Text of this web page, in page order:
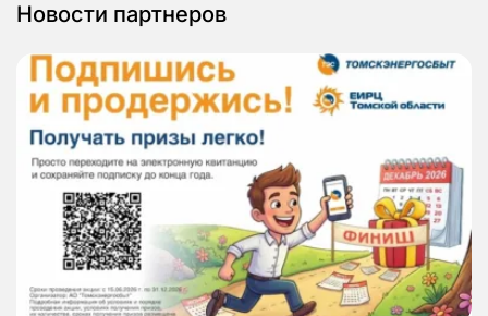
Новости партнеров